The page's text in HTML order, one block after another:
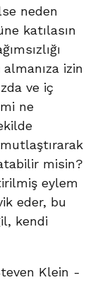
neden
katılasın
izin
ve iç
ne
misin?
eylem
eder, bu
kendi